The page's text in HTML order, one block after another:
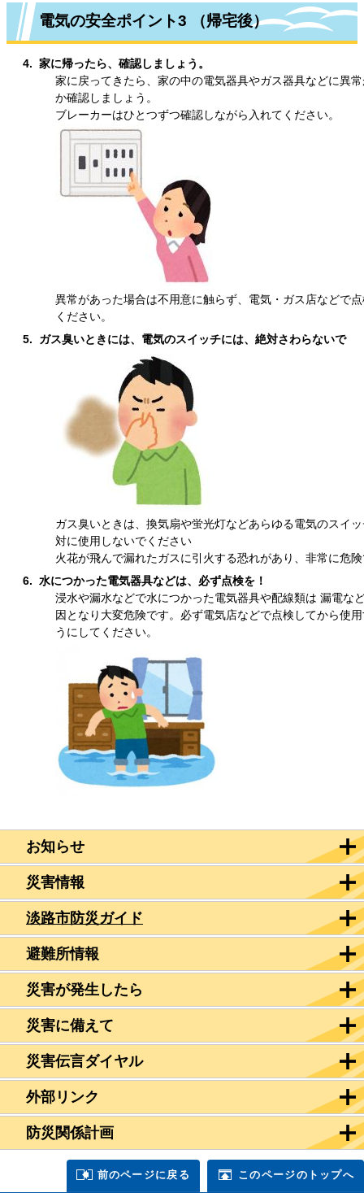
お知らせ
災害情報
淡路市防災ガイド
避難所情報
災害が発生したら
災害に備えて
災害伝言ダイヤル
外部リンク
防災関係計画
電気の安全ポイント3 （帰宅後）
4. 家に帰ったら、確認しましょう。
家に戻ってきたら、家の中の電気器具やガス器具などに異
か確認しましょう。
ブレーカーはひとつずつ確認しながら入れてください。
異常があった場合は不用意に触らず、電気・ガス店などで
ください。
5. ガス臭いときには、電気のスイッチには、絶対さわらないで
ガス臭いときは、換気扇や蛍光灯などあらゆる電気のスイ
対に使用しないでください
火花が飛んで漏れたガスに引火する恐れがあり、非常に危
6. 水につかった電気器具などは、必ず点検を！
浸水や漏水などで水につかった電気器具や配線類は 漏電な
因となり大変危険です。必ず電気店などで点検してから使
うにしてください。
前のページに戻る このページのトップへ